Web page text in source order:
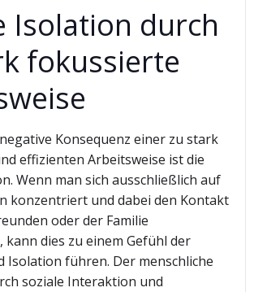
Isolation durch
fokussierte
Konsequenz einer zu stark
effizienten Arbeitsweise ist die
Wenn man sich ausschließlich auf
konzentriert und dabei den Kontakt
oder der Familie
kann dies zu einem Gefühl der
Isolation führen. Der menschliche
soziale Interaktion und